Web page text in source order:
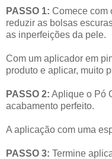
PASSO 1: Comece com
reduzir as bolsas
as inperfeições da pele.
Com um aplicador em
produto e aplicar, muito
PASSO 2: Aplique o Pó
acabamento perfeito.
A aplicação com uma
PASSO 3: Termine